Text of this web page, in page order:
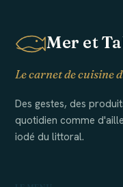
Mer et
Le carnet de cuisine
Des gestes, des
quotidien comme
iodé du littoral.